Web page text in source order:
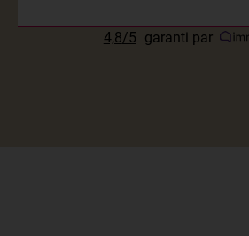
4,8/5 garanti par